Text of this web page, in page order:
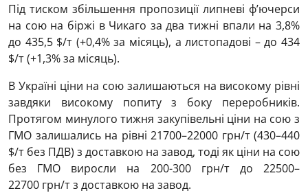
Під тиском збільшення пропозиції липневі ф’ючерси
на сою на біржі в Чикаго за два тижні впали на 3,8%
до 435,5 $/т (+0,4% за місяць), а листопадові – до 434
$/т (+1,3% за місяць).
В Україні ціни на сою залишаються на високому рівні
завдяки високому попиту з боку переробників.
Протягом минулого тижня закупівельні ціни на сою з
ГМО залишались на рівні 21700–22000 грн/т (430–440
$/т без ПДВ) з доставкою на завод, тоді як ціни на сою
без ГМО виросли на 200-300 грн/т до 22500–
22700 грн/т з доставкою на завод.